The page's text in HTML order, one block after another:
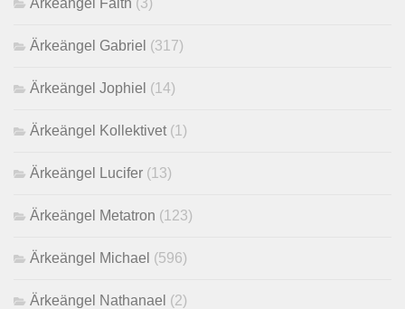
Ärkeängel Gabriel (317)
Ärkeängel Jophiel (14)
Ärkeängel Kollektivet (1)
Ärkeängel Lucifer (13)
Ärkeängel Metatron (123)
Ärkeängel Michael (596)
Ärkeängel Nathanael (2)